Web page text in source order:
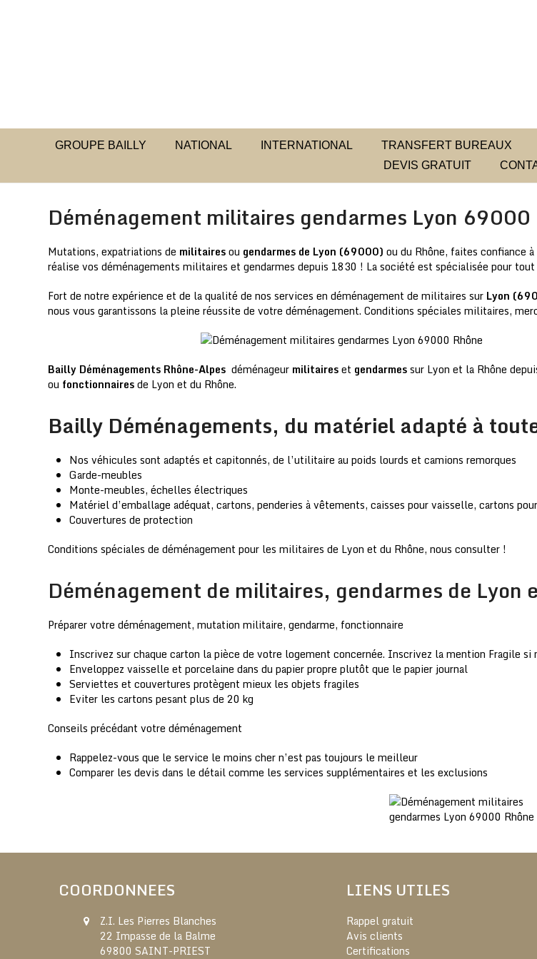
GROUPE BAILLY NATIONAL INTERNATIONAL TRANSFERT BUREAUX
DEVIS GRATUIT
Déménagement militaires gendarmes Lyon 69000
Mutations, expatriations de militairesou gendarmes de Lyon (69000) ou du Rhône, faites confiance à
réalise vos déménagements militaires et gendarmes depuis 1830 ! La société est spécialisée pour
Fort de notre expérience et de la qualité de nos services en déménagement de militaires sur Lyon
nous vous garantissons la pleine réussite de votre déménagement. Conditions spéciales militaires,
Bailly Déménagements Rhône-Alpes déménageur militaireset gendarmessur Lyon et la Rhône
ou fonctionnairesde Lyon et du Rhône.
Bailly Déménagements, du matériel adapté à
Nos véhicules sont adaptés et capitonnés, de l’utilitaire au poids lourds et camions remorques
Garde-meubles
Monte-meubles, échelles électriques
Matériel d’emballage adéquat, cartons, penderies à vêtements, caisses pour vaisselle, cartons
Couvertures de protection
Conditions spéciales de déménagement pour les militaires de Lyon et du Rhône, nous consulter !
Déménagement de militaires, gendarmes de Lyon
Préparer votre déménagement, mutation militaire, gendarme, fonctionnaire
Inscrivez sur chaque carton la pièce de votre logement concernée. Inscrivez la mention Fragile si
Enveloppez vaisselle et porcelaine dans du papier propre plutôt que le papier journal
Serviettes et couvertures protègent mieux les objets fragiles
Eviter les cartons pesant plus de 20 kg
Conseils précédant votre déménagement
Rappelez-vous que le service le moins cher n’est pas toujours le meilleur
Comparer les devis dans le détail comme les services supplémentaires et les exclusions
COORDONNEES
Z.I. Les Pierres Blanches
22 Impasse de la Balme
69800 SAINT-PRIEST
LIENS UTILES
Rappel gratuit
Avis clients
Certifications